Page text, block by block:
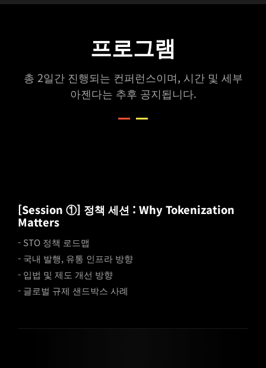
프로그램
총 2일간 진행되는 컨퍼런스이며, 시간 및 세부
아젠다는 추후 공지됩니다.
[Session ①] 정책 세션 : Why Tokenization
Matters
- STO 정책 로드맵
- 국내 발행, 유통 인프라 방향
- 입법 및 제도 개선 방향
- 글로벌 규제 샌드박스 사례